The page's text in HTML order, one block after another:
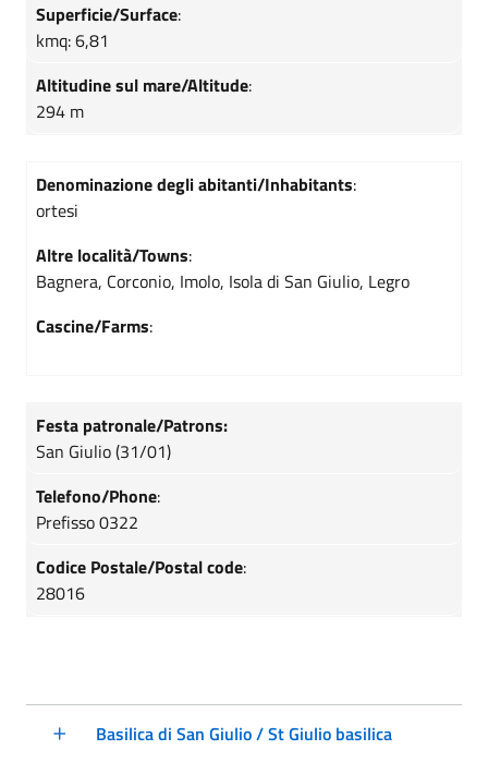
Superficie/Surface:
kmq: 6,81
Altitudine sul mare/Altitude:
294 m
Denominazione degli abitanti/Inhabitants:
ortesi
Altre località/Towns:
Bagnera, Corconio, Imolo, Isola di San Giulio, Legro
Cascine/Farms:
Festa patronale/Patrons:
San Giulio (31/01)
Telefono/Phone:
Prefisso 0322
Codice Postale/Postal code:
28016
Basilica di San Giulio / St Giulio basilica